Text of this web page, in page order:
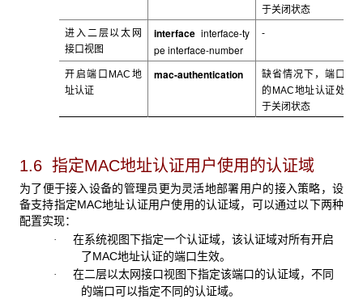
于关闭状态
进入 二层以太网
接口视图
interface interface-ty
pe interface-number
-
开启端口MAC 地
址认证
mac-authentication
缺省情况下，端口
的MAC地址认证处
于关闭状态
1.6 指定MAC地址认证用户使用的认证域
为了便于接入设备的管理员更为灵活地部署用户的接入策略，设
备支持指定MAC地址认证用户使用的认证域，可以通过以下两种
配置实现：
· 在系统视图下指定一个认证域，该认证域对所有开启
了MAC地址认证的端口生效。
· 在二层以太网接口视图下指定该端口的认证域，不同
的端口可以指定不同的认证域。